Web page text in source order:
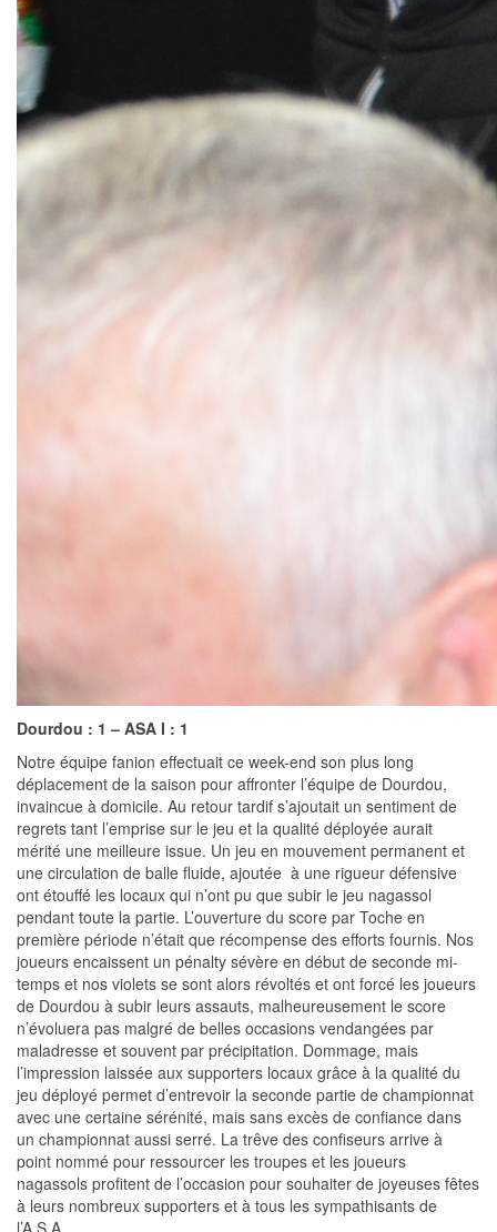
Dourdou : 1 – ASA I : 1
Notre équipe fanion effectuait ce week-end son plus long
déplacement de la saison pour affronter l’équipe de Dourdou,
invaincue à domicile. Au retour tardif s’ajoutait un sentiment de
regrets tant l’emprise sur le jeu et la qualité déployée aurait
mérité une meilleure issue. Un jeu en mouvement permanent et
une circulation de balle fluide, ajoutée à une rigueur défensive
ont étouffé les locaux qui n’ont pu que subir le jeu nagassol
pendant toute la partie. L’ouverture du score par Toche en
première période n’était que récompense des efforts fournis. Nos
joueurs encaissent un pénalty sévère en début de seconde mi-
temps et nos violets se sont alors révoltés et ont forcé les joueurs
de Dourdou à subir leurs assauts, malheureusement le score
n’évoluera pas malgré de belles occasions vendangées par
maladresse et souvent par précipitation. Dommage, mais
l’impression laissée aux supporters locaux grâce à la qualité du
jeu déployé permet d’entrevoir la seconde partie de championnat
avec une certaine sérénité, mais sans excès de confiance dans
un championnat aussi serré. La trêve des confiseurs arrive à
point nommé pour ressourcer les troupes et les joueurs
nagassols profitent de l’occasion pour souhaiter de joyeuses fêtes
à leurs nombreux supporters et à tous les sympathisants de
l’A.S.A.